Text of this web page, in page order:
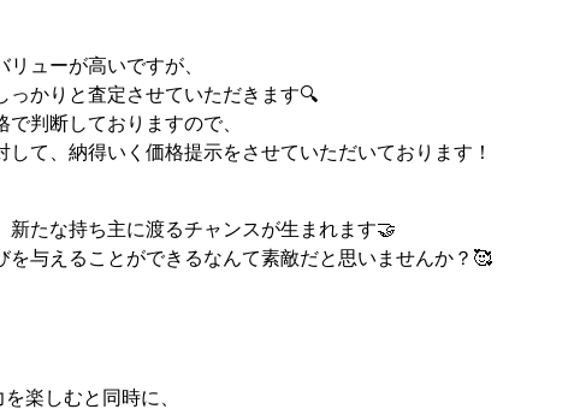
ューが高いですが、
かりと査定させていただきます🔍
判断しておりますので、
て、納得いく価格提示をさせていただいております！
たな持ち主に渡るチャンスが生まれます🤝
与えることができるなんて素敵だと思いませんか？🥰
楽しむと同時に、